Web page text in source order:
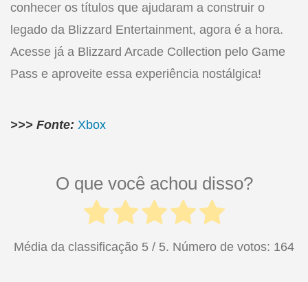
conhecer os títulos que ajudaram a construir o
legado da Blizzard Entertainment, agora é a hora.
Acesse já a Blizzard Arcade Collection pelo Game
Pass e aproveite essa experiência nostálgica!
>>> Fonte: Xbox
O que você achou disso?
Média da classificação 5 / 5. Número de votos: 164